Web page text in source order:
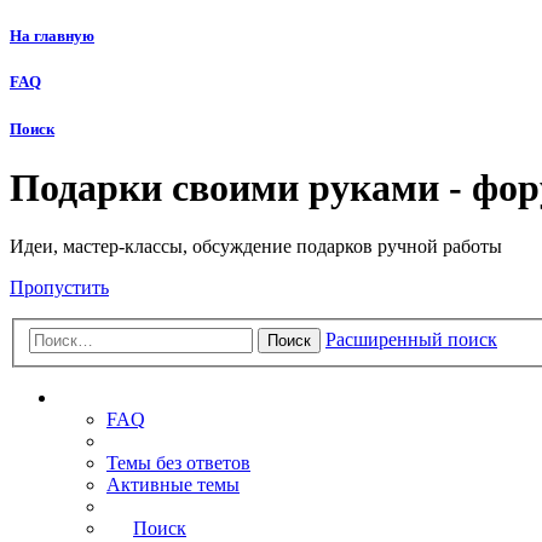
На главную
FAQ
Поиск
Подарки своими руками -
Идеи, мастер-классы, обсуждение подарков ручной работы
Пропустить
Поиск Расширенный поиск
FAQ
Темы без ответов
Активные темы
Поиск